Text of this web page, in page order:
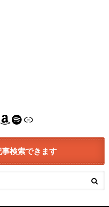
Amazon
Spotify
リンク
検索できます